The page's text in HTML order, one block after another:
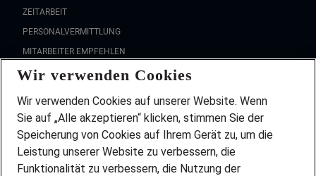
ZEITARBEIT
PERSONALVERMITTLUNG
MITARBEITER EMPFEHLEN
FAQ
Wir stellen ein!
DEINE BERUFSGRUPPE
DEINE LEBENSSITUATION
PARTNERSHIP WITH AIRBUS
Wir verwenden Cookies
Wir verwenden Cookies auf unserer Website. Wenn
Sie auf „Alle akzeptieren“ klicken, stimmen Sie der
Speicherung von Cookies auf Ihrem Gerät zu, um die
Leistung unserer Website zu verbessern, die
Funktionalität zu verbessern, die Nutzung der